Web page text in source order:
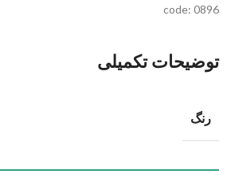
code: 0896
توضیحات تکمیلی
رنگ